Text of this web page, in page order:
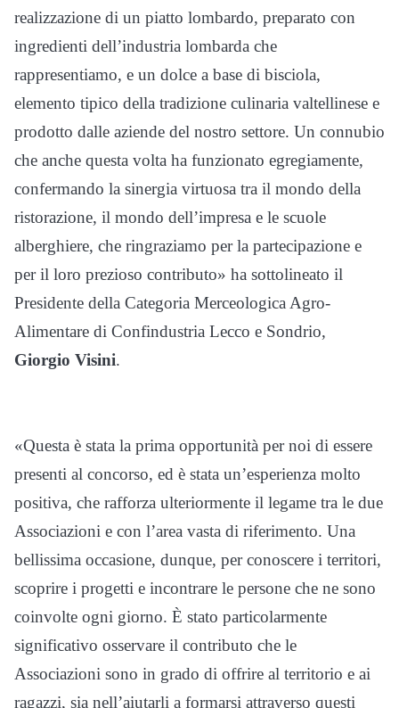
realizzazione di un piatto lombardo, preparato con
ingredienti dell’industria lombarda che
rappresentiamo, e un dolce a base di bisciola,
elemento tipico della tradizione culinaria valtellinese e
prodotto dalle aziende del nostro settore. Un connubio
che anche questa volta ha funzionato egregiamente,
confermando la sinergia virtuosa tra il mondo della
ristorazione, il mondo dell’impresa e le scuole
alberghiere, che ringraziamo per la partecipazione e
per il loro prezioso contributo» ha sottolineato il
Presidente della Categoria Merceologica Agro-
Alimentare di Confindustria Lecco e Sondrio,
Giorgio Visini.
«Questa è stata la prima opportunità per noi di essere
presenti al concorso, ed è stata un’esperienza molto
positiva, che rafforza ulteriormente il legame tra le due
Associazioni e con l’area vasta di riferimento. Una
bellissima occasione, dunque, per conoscere i territori,
scoprire i progetti e incontrare le persone che ne sono
coinvolte ogni giorno. È stato particolarmente
significativo osservare il contributo che le
Associazioni sono in grado di offrire al territorio e ai
ragazzi, sia nell’aiutarli a formarsi attraverso questi